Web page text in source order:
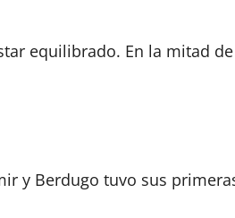
equilibrado. En la mitad
y Berdugo tuvo sus